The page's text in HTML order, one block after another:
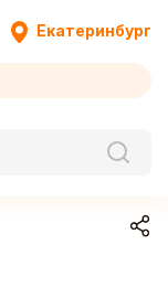
Екатеринбург